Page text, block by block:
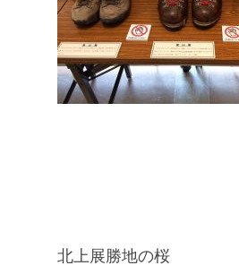
北上展勝地の桜